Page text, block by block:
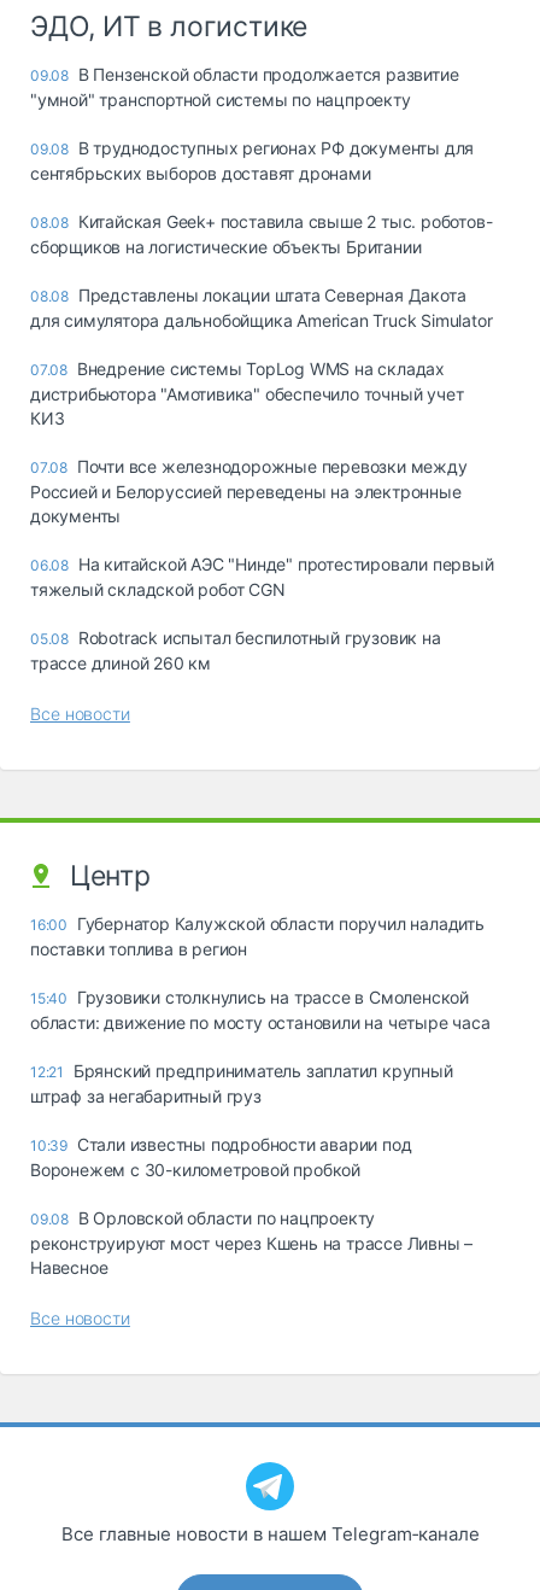
ЭДО, ИТ в логистике
09.08 В Пензенской области продолжается развитие
"умной" транспортной системы по нацпроекту
09.08 В труднодоступных регионах РФ документы для
сентябрьских выборов доставят дронами
08.08 Китайская Geek+ поставила свыше 2 тыс. роботов-
сборщиков на логистические объекты Британии
08.08 Представлены локации штата Северная Дакота
для симулятора дальнобойщика American Truck Simulator
07.08 Внедрение системы TopLog WMS на складах
дистрибьютора "Амотивика" обеспечило точный учет
КИЗ
07.08 Почти все железнодорожные перевозки между
Россией и Белоруссией переведены на электронные
документы
06.08 На китайской АЭС "Нинде" протестировали первый
тяжелый складской робот CGN
05.08 Robotrack испытал беспилотный грузовик на
трассе длиной 260 км
Все новости
Центр
16:00
Губернатор Калужской области поручил наладить
поставки топлива в регион
15:40
Грузовики столкнулись на трассе в Смоленской
области: движение по мосту остановили на четыре часа
12:21
Брянский предприниматель заплатил крупный
штраф за негабаритный груз
10:39 Стали известны подробности аварии под
Воронежем с 30-километровой пробкой
09.08 В Орловской области по нацпроекту
реконструируют мост через Кшень на трассе Ливны –
Навесное
Все новости
Все главные новости в нашем Telegram‑канале